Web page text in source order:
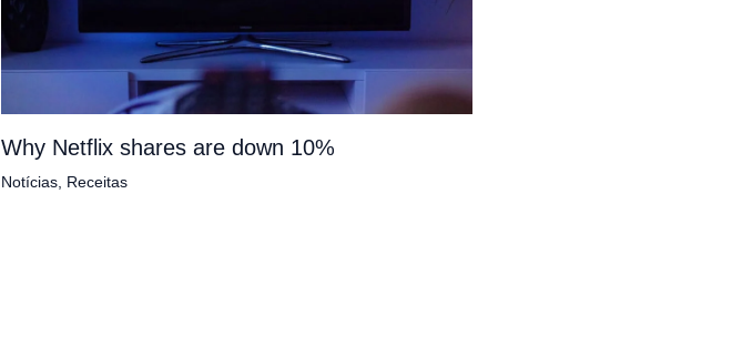
Why Netflix shares are down 10%
Notícias, Receitas